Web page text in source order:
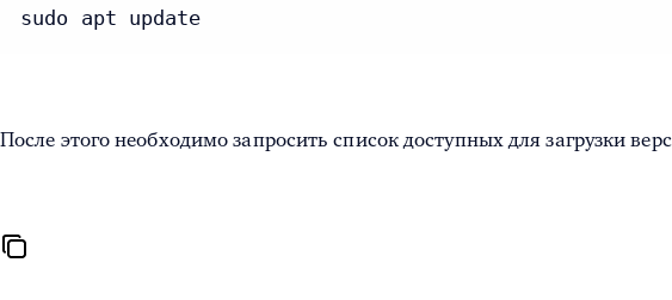
sudo apt update
После этого необходимо запросить список доступных для загрузки